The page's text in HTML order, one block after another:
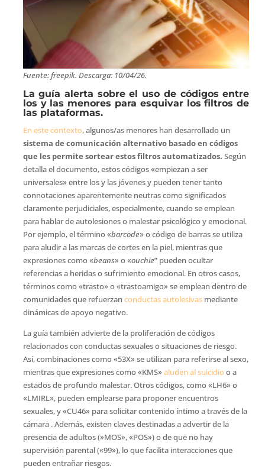
Fuente: freepik. Descarga: 10/04/26.
La guía alerta sobre el uso de códigos entre
los y las menores para esquivar los filtros de
las plataformas.
En este contexto, algunos/as menores han desarrollado un
sistema de comunicación alternativo basado en códigos
que les permite sortear estos filtros automatizados. Según
detalla el documento, estos códigos «empiezan a ser
universales» entre los y las jóvenes y pueden tener tanto
connotaciones aparentemente neutras como significados
claramente perjudiciales, especialmente, cuando se emplean
para hablar de autolesiones o malestar psicológico y emocional.
Por ejemplo, el término «barcode» o código de barras se utiliza
para aludir a las marcas de cortes en la piel, mientras que
expresiones como «beans» o «ouchie” pueden ocultar
referencias a heridas o sufrimiento emocional. En otros casos,
términos como «trasto» o «trastoamigo» se emplean dentro de
comunidades que refuerzan conductas autolesivasmediante
dinámicas de apoyo negativo.
La guía también advierte de la proliferación de códigos
relacionados con conductas sexuales o situaciones de riesgo.
Así, combinaciones como «53X» se utilizan para referirse al sexo,
mientras que expresiones como «KMS» aluden al suicidio o a
estados de profundo malestar. Otros códigos, como «LH6» o
«LMIRL», pueden emplearse para proponer encuentros
sexuales, y «CU46» para solicitar contenido íntimo a través de la
cámara . Además, existen claves destinadas a advertir de la
presencia de adultos (»MOS», «POS») o de que no hay
supervisión parental («99»), lo que facilita interacciones que
pueden entrañar riesgos.